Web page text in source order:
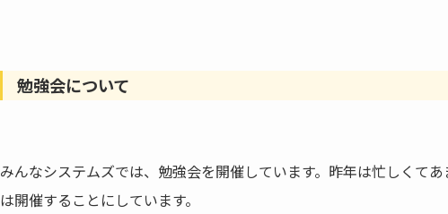
k
勉強会について
みんなシステムズでは、勉強会を開催しています。昨年は忙しくて
は開催することにしています。